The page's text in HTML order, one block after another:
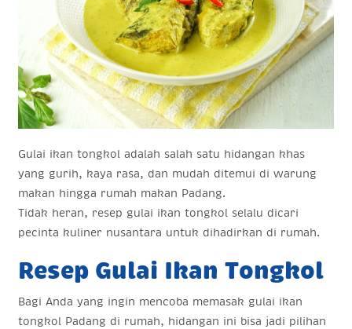
Gulai ikan tongkol adalah salah satu hidangan khas
yang gurih, kaya rasa, dan mudah ditemui di warung
makan hingga rumah makan Padang.
Tidak heran, resep gulai ikan tongkol selalu dicari
pecinta kuliner nusantara untuk dihadirkan di rumah.
Resep Gulai Ikan Tongkol
Bagi Anda yang ingin mencoba memasak gulai ikan
tongkol Padang di rumah, hidangan ini bisa jadi pilihan